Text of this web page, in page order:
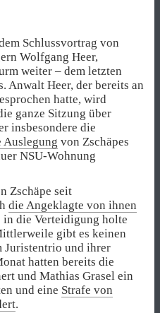
Schlussvortrag von
Wolfgang Heer,
weiter – dem letzten
Anwalt Heer, der bereits an
hatte, wird
ganze Sitzung über
insbesondere die
von Zschäpes
NSU-Wohnung
Zschäpe seit
die Angeklagte von ihnen
in die Verteidigung holte
gibt es keinen
Juristentrio und ihrer
hatten bereits die
und Mathias Grasel ein
und eine Strafe von
.